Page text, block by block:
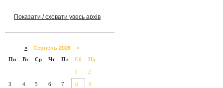
Показати / сховати увесь архів
« Серпень 2026 »
Пн
Вт Ср Чт Пт Сб Нд
1 2
3 4 5 6 7 8 9